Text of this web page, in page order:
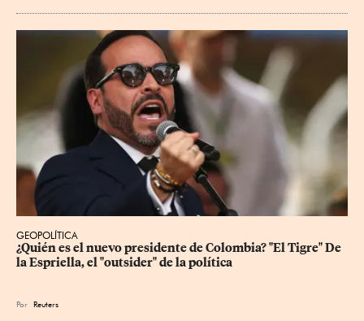
GEOPOLÍTICA
¿Quién es el nuevo presidente de Colombia? "El Tigre" De
la Espriella, el "outsider" de la política
Por Reuters